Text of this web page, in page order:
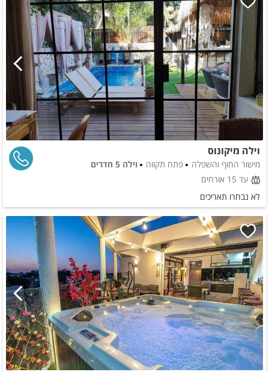
וילה מיקונוס
מישור החוף והשפלה פתח תקווה
וילה 5 חדרים
עד 15 אורחים
לא נבחרו תאריכים